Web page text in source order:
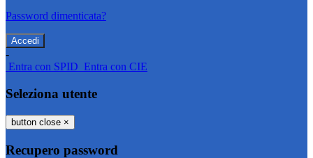
Password dimenticata?
-
Entra con SPID Entra con CIE
Seleziona utente
button close ×
Recupero password